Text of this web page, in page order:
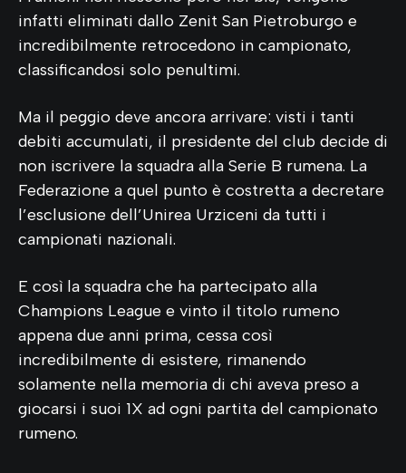
infatti eliminati dallo Zenit San Pietroburgo e
incredibilmente retrocedono in campionato,
classificandosi solo penultimi.
Ma il peggio deve ancora arrivare: visti i tanti
debiti accumulati, il presidente del club decide di
non iscrivere la squadra alla Serie B rumena. La
Federazione a quel punto è costretta a decretare
l’esclusione dell’Unirea Urziceni da tutti i
campionati nazionali.
E così la squadra che ha partecipato alla
Champions League e vinto il titolo rumeno
appena due anni prima, cessa così
incredibilmente di esistere, rimanendo
solamente nella memoria di chi aveva preso a
giocarsi i suoi 1X ad ogni partita del campionato
rumeno.